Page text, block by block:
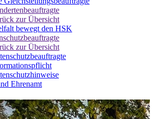
zur Übersicht
bewegt den HSK
zur Übersicht
Ehrenamt